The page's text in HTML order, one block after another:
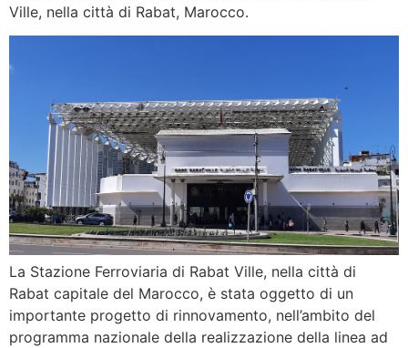
Ville, nella città di Rabat, Marocco.
La Stazione Ferroviaria di Rabat Ville, nella città di
Rabat capitale del Marocco, è stata oggetto di un
importante progetto di rinnovamento, nell’ambito del
programma nazionale della realizzazione della linea ad